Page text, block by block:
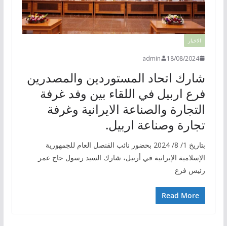
الاخبار
18/08/2024
admin
شارك اتحاد المستوردين والمصدرين
فرع اربيل في اللقاء بين وفد غرفة
التجارة والصناعة الايرانية وغرفة
تجارة وصناعة اربيل.
بتاريخ 1/ 8/ 2024 بحضور نائب القنصل العام للجمهورية
الإسلامية الإيرانية في أربيل، شارك السيد رسول حاج عمر
رئيس فرع
Read More